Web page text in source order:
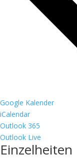
Google Kalender
iCalendar
Outlook 365
Outlook Live
Einzelheiten